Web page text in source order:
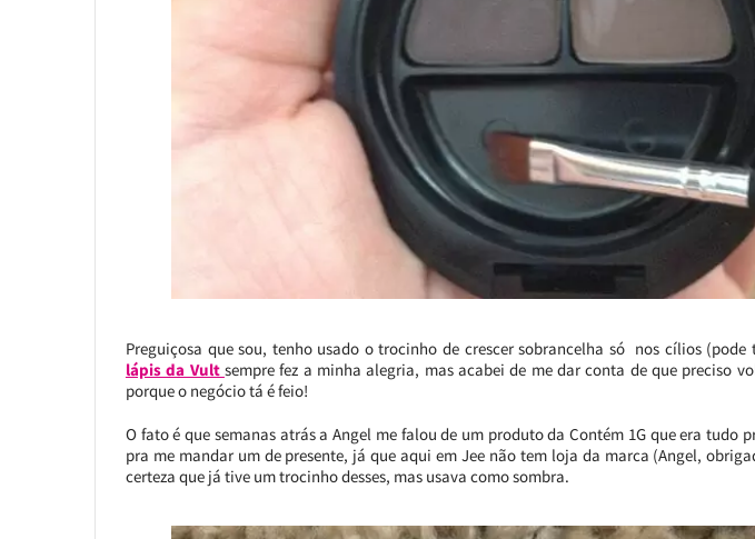
Preguiçosa que sou, tenho usado o trocinho de crescer sobrancelha só nos cílios
lápis da Vult sempre fez a minha alegria, mas acabei de me dar conta de que preciso
porque o negócio tá é feio!
O fato é que semanas atrás a Angel me falou de um produto da Contém 1G que era tudo
pra me mandar um de presente, já que aqui em Jee não tem loja da marca (Angel,
certeza que já tive um trocinho desses, mas usava como sombra.